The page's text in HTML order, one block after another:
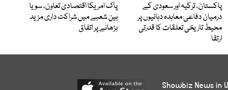
پاکستان، ترکیہ اور سعودی کے
درمیان دفاعی معاہدہ دہائیوں پر
محیط تاریخی تعلقات کا قدرتی
ارتقا
پاک امریکا اقتصادی تعاون، سویا
بین شعبے میں شراکت داری مزید
بڑھانے پر اتفاق
Showbiz News in